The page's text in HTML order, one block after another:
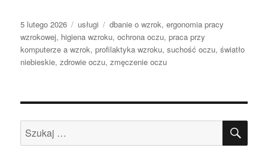
Data
publikacji
5 lutego 2026 Kategorie
usługi Tagi
dbanie o wzrok,ergonomia pracy
wzrokowej, higiena wzroku,ochrona oczu,praca przy
komputerze a wzrok,profilaktyka wzroku,suchość oczu,światło
niebieskie,zdrowie oczu,zmęczenie oczu
Szukaj: